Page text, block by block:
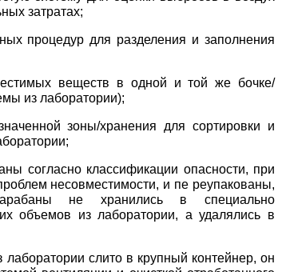
затратах;
процедур для разделения и заполнения
веществ в одной и той же бочке/
из лаборатории);
зоны/хранения для сортировки и
согласно классификации опасности, при
несовместимости, и пе реупакованы,
не хранились в специально
объемов из лаборатории, а удалялись в
слито в крупный контейнер, он